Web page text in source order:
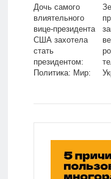
Дочь самого
влиятельного
вице-президента
США захотела
стать
президентом:
Политика: Мир: